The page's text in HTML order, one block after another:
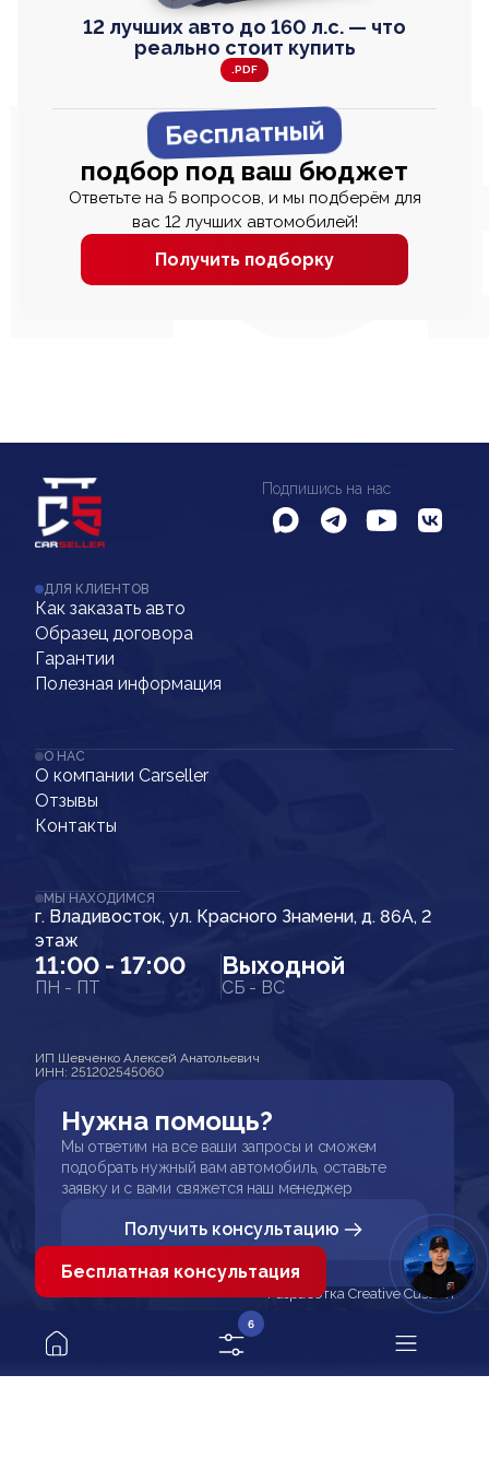
12 лучших авто до 160 л.с. — что
реально стоит купить
.PDF
Бесплатный
подбор под ваш бюджет
Ответьте на 5 вопросов, и мы подберём для
вас 12 лучших автомобилей!
Получить подборку
Подпишись на нас
ДЛЯ КЛИЕНТОВ
Как заказать авто
Образец договора
Гарантии
Полезная информация
О НАС
О компании Carseller
Отзывы
Контакты
МЫ НАХОДИМСЯ
г. Владивосток, ул. Красного Знамени, д. 86А, 2
этаж
11:00 - 17:00
ПН - ПТ
Выходной
СБ - ВС
ИП Шевченко Алексей Анатольевич
ИНН: 251202545060
Нужна помощь?
Мы ответим на все ваши запросы и сможем
подобрать нужный вам автомобиль, оставьте
заявку и с вами свяжется наш менеджер
Получить консультацию
Разработка Creative Custom
6
Бесплатная консультация